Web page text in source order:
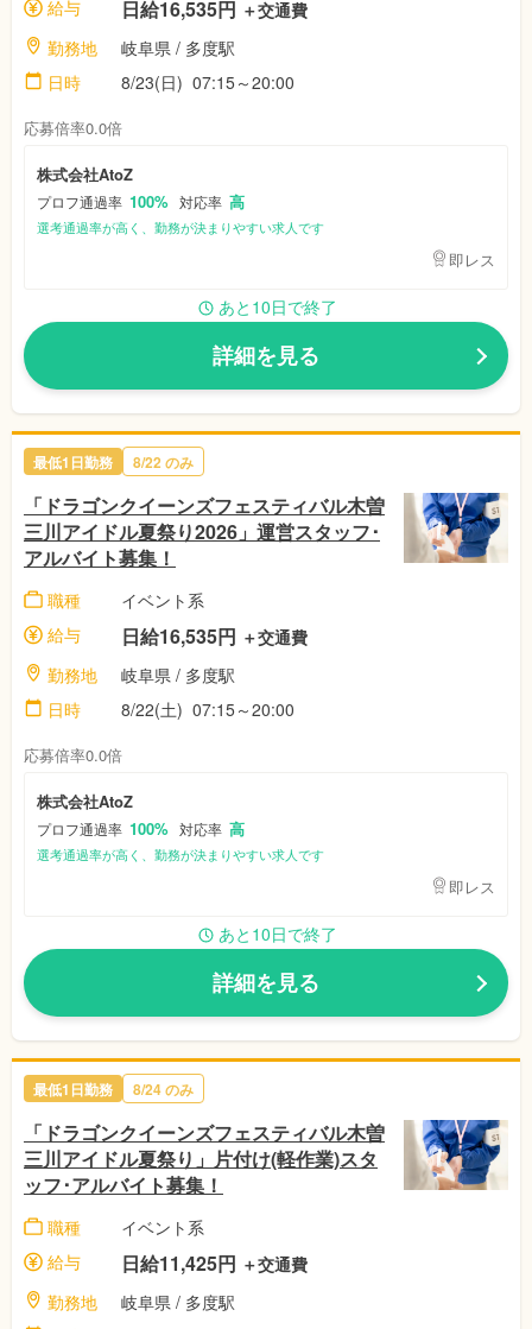
給与 日給16,535円 ＋交通費
勤務地
岐阜県 / 多度駅
日時
8/23(日) 07:15～20:00
応募倍率0.0倍
株式会社AtoZ
プロフ通過率 100% 対応率 高
選考通過率が高く、勤務が決まりやすい求人です
即レス
あと10日で終了
詳細を見る
最低1日勤務 8/22のみ
「ドラゴンクイーンズフェスティバル木曽
三川アイドル夏祭り2026」運営スタッフ･
アルバイト募集！
職種
イベント系
給与
日給16,535円 ＋交通費
勤務地
岐阜県 / 多度駅
日時
8/22(土) 07:15～20:00
応募倍率0.0倍
株式会社AtoZ
プロフ通過率 100% 対応率 高
選考通過率が高く、勤務が決まりやすい求人です
即レス
あと10日で終了
詳細を見る
最低1日勤務 8/24のみ
「ドラゴンクイーンズフェスティバル木曽
三川アイドル夏祭り」片付け(軽作業)スタ
ッフ･アルバイト募集！
職種
イベント系
給与
日給11,425円 ＋交通費
勤務地
岐阜県 / 多度駅